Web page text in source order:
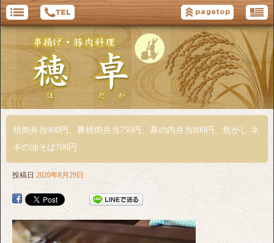
焼肉弁当900円、豚焼肉弁当750円、幕の内弁当800円、焦がし ネ
ギの油そば700円
投稿日 2020年8月29日